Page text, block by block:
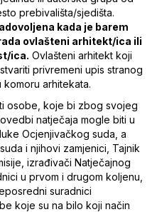
prebivališta/sjedišta.
kada je barem
ovlašteni arhitekt/ica ili
ica. Ovlašteni arhitekt koji
privremeni upis stranog
arhitekata.
osobe, koje bi zbog svojeg
natječaja mogle biti u
Ocjenjivačkog suda, a
i njihovi zamjenici, Tajnik
izrađivači Natječajnog
u prvom i drugom koljenu,
suradnici
koje su na bilo koji način